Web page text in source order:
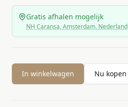
Gratis afhalen mogelijk
NH Caransa, Amsterdam, Nederland
In winkelwagen Nu kopen